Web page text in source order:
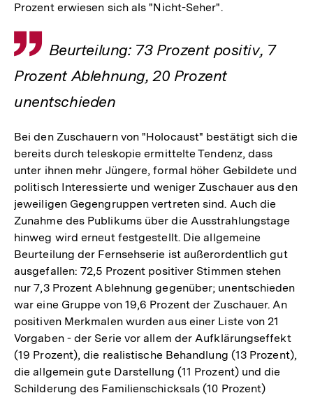
Prozent erwiesen sich als "Nicht-Seher".
Zitat
Beurteilung: 73 Prozent positiv, 7
Prozent Ablehnung, 20 Prozent
unentschieden
Bei den Zuschauern von "Holocaust" bestätigt sich die
bereits durch teleskopie ermittelte Tendenz, dass
unter ihnen mehr Jüngere, formal höher Gebildete und
politisch Interessierte und weniger Zuschauer aus den
jeweiligen Gegengruppen vertreten sind. Auch die
Zunahme des Publikums über die Ausstrahlungstage
hinweg wird erneut festgestellt. Die allgemeine
Beurteilung der Fernsehserie ist außerordentlich gut
ausgefallen: 72,5 Prozent positiver Stimmen stehen
nur 7,3 Prozent Ablehnung gegenüber; unentschieden
war eine Gruppe von 19,6 Prozent der Zuschauer. An
positiven Merkmalen wurden aus einer Liste von 21
Vorgaben - der Serie vor allem der Aufklärungseffekt
(19 Prozent), die realistische Behandlung (13 Prozent),
die allgemein gute Darstellung (11 Prozent) und die
Schilderung des Familienschicksals (10 Prozent)